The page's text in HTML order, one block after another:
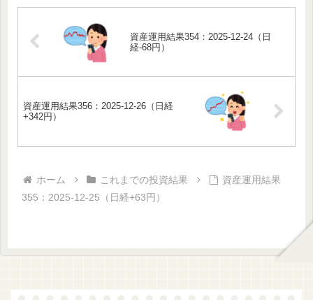
資産運用結果354：2025-12-24（日
経-68円）
資産運用結果356：2025-12-26（日経
+342円）
ホーム これまでの投資結果
資産運用結果
355：2025-12-25（日経+63円）